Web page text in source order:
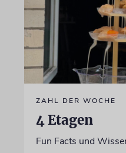
ZAHL DER WOCHE
4 Etagen
Fun Facts und